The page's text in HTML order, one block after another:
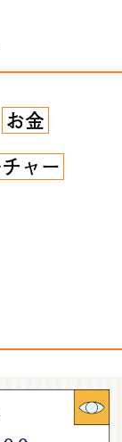
お金
ャー